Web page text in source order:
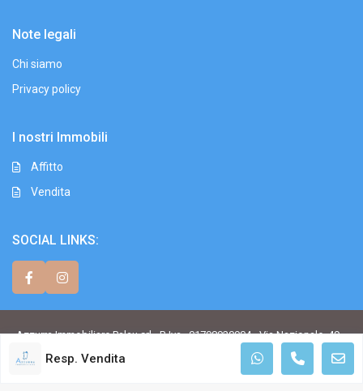
Note legali
Chi siamo
Privacy policy
I nostri Immobili
Affitto
Vendita
SOCIAL LINKS:
Azzurra Immobiliare Palau srl - P. Iva . 01798920904 - Via Nazionale, 49 -
07020 Palau SS - Sardegna - Italy Tel. +39.0789.709.779 - Fax
+39.0789.709.777 Copyright. All Rights Reserved.
Resp. Vendita